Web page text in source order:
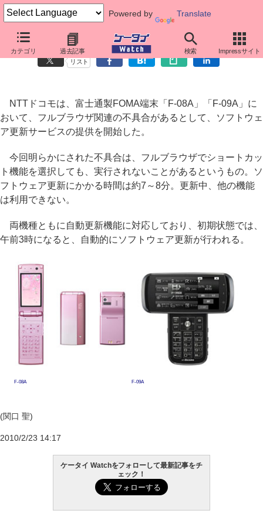
Powered by Translate
カテゴリ 過去記事 検索 Impressサイト
ドコモの「F-08A」「F-09A」、フルブラウザ関連の不具合
リスト
NTTドコモは、富士通製FOMA端末「F-08A」「F-09A」に
おいて、フルブラウザ関連の不具合があるとして、ソフトウェ
ア更新サービスの提供を開始した。
今回明らかにされた不具合は、フルブラウザでショートカッ
ト機能を選択しても、実行されないことがあるというもの。ソ
フトウェア更新にかかる時間は約7～8分。更新中、他の機能
は利用できない。
両機種ともに自動更新機能に対応しており、初期状態では、
午前3時になると、自動的にソフトウェア更新が行われる。
F-08A F-09A
(関口 聖)
2010/2/23 14:17
ケータイ Watchをフォローして最新記事をチ
ェック！